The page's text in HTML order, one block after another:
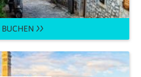
BUCHEN